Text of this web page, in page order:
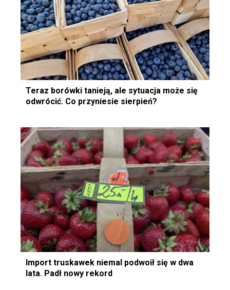
Teraz borówki tanieją, ale sytuacja może się
odwrócić. Co przyniesie sierpień?
Import truskawek niemal podwoił się w dwa
lata. Padł nowy rekord